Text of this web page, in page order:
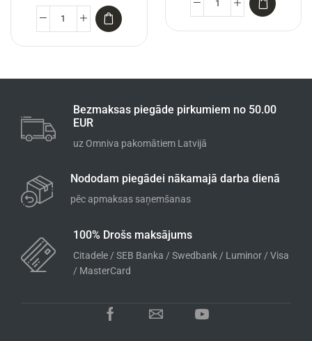
Bezmaksas piegāde pirkumiem no 50.00
EUR
uz Omniva pakomātiem Latvijā
Nododam piegādei nākamajā darba dienā
pēc apmaksas saņemšanas
100% Drošs maksājums
Citadele / SEB Banka / Swedbank / Luminor / Visa
/ MasterCard